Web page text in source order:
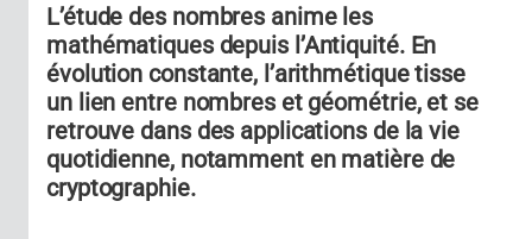
L’étude des nombres anime les
mathématiques depuis l’Antiquité. En
évolution constante, l’arithmétique tisse
un lien entre nombres et géométrie, et se
retrouve dans des applications de la vie
quotidienne, notamment en matière de
cryptographie.